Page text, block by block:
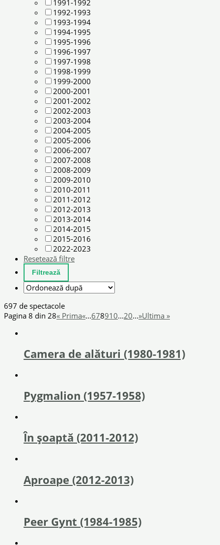
1991-1992
1992-1993
1993-1994
1994-1995
1995-1996
1996-1997
1997-1998
1998-1999
1999-2000
2000-2001
2001-2002
2002-2003
2003-2004
2004-2005
2005-2006
2006-2007
2007-2008
2008-2009
2009-2010
2010-2011
2011-2012
2012-2013
2013-2014
2014-2015
2015-2016
2022-2023
Resetează filtre
697 de spectacole
Pagina 8 din 28« Prima«...678910...20...»Ultima »
Camera de alături (1980-1981)
Pygmalion (1957-1958)
În șoaptă (2011-2012)
Aproape (2012-2013)
Peer Gynt (1984-1985)